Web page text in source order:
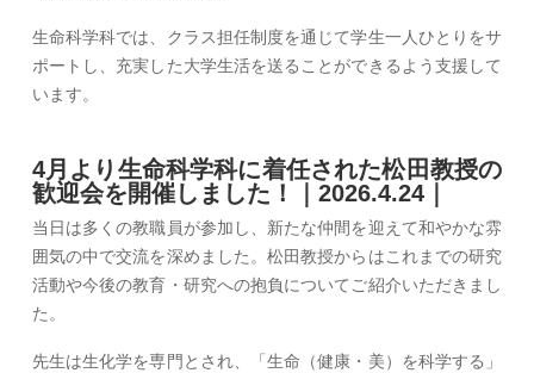
生命科学科では、クラス担任制度を通じて学生一人ひとりをサ
ポートし、充実した大学生活を送ることができるよう支援して
います。
4月より生命科学科に着任された松田教授の
歓迎会を開催しました！｜2026.4.24｜
当日は多くの教職員が参加し、新たな仲間を迎えて和やかな雰
囲気の中で交流を深めました。松田教授からはこれまでの研究
活動や今後の教育・研究への抱負についてご紹介いただきまし
た。
先生は生化学を専門とされ、「生命（健康・美）を科学する」